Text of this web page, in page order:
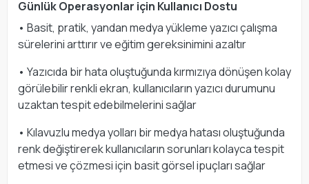
Günlük Operasyonlar için Kullanıcı Dostu
• Basit, pratik, yandan medya yükleme yazıcı çalışma
sürelerini arttırır ve eğitim gereksinimini azaltır
• Yazıcıda bir hata oluştuğunda kırmızıya dönüşen kolay
görülebilir renkli ekran, kullanıcıların yazıcı durumunu
uzaktan tespit edebilmelerini sağlar
• Kılavuzlu medya yolları bir medya hatası oluştuğunda
renk değiştirerek kullanıcıların sorunları kolayca tespit
etmesi ve çözmesi için basit görsel ipuçları sağlar